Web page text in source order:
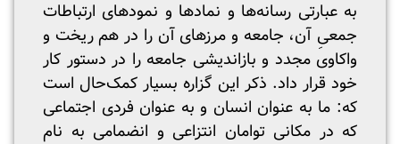
به عبارتی رسانه‌ها و نمادها و نمودهای ارتباطات
جمعیِ آن، جامعه و مرزهای آن را در هم ریخت و
واکاوی مجدد و بازاندیشی جامعه را در دستور کار
خود قرار داد. ذکر این گزاره بسیار کمک‌حال است
که: ما به عنوان انسان و به عنوان فردی اجتماعی
که در مکانی توامان انتزاعی و انضمامی به نام